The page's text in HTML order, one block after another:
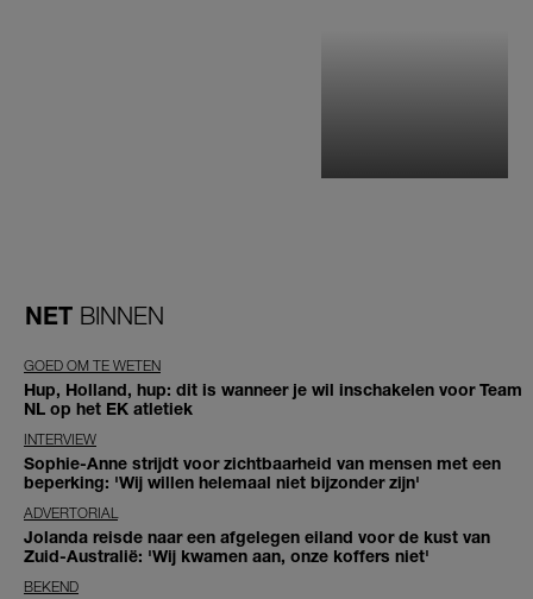
NET BINNEN
GOED OM TE WETEN
Hup, Holland, hup: dit is wanneer je wil inschakelen voor Team
NL op het EK atletiek
INTERVIEW
Sophie-Anne strijdt voor zichtbaarheid van mensen met een
beperking: 'Wij willen helemaal niet bijzonder zijn'
ADVERTORIAL
Jolanda reisde naar een afgelegen eiland voor de kust van
Zuid-Australië: 'Wij kwamen aan, onze koffers niet'
BEKEND